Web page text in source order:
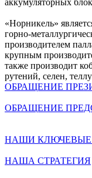
аккумуляторных
«Норникель»
горно-
производителем
крупным
также производит
рутений, селен,
ОБРАЩЕНИЕ
ОБРАЩЕНИЕ
НАШИ КЛЮЧЕВЫЕ
НАША СТРАТЕГИЯ